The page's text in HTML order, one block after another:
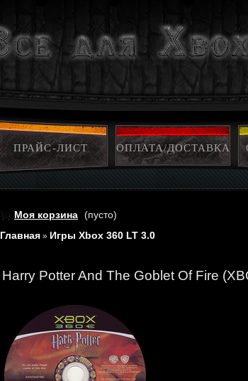
ПРАЙС-ЛИСТ ОПЛАТА/ДОСТАВКА
Моя корзина (пусто)
Главная » Игры Xbox 360 LT 3.0
Harry Potter And The Goblet Of Fire